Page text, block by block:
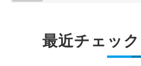
最近チェッ